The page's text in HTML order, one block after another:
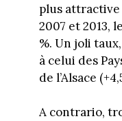
plus
2007 et 2013,
%. Un joli
à celui des
de l’Alsace
A contrario,